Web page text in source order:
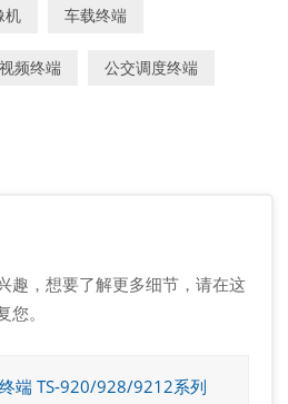
机 车载终端
频终端 公交调度终端
趣，想要了解更多细节，请在这
。
端 TS-920/928/9212系列